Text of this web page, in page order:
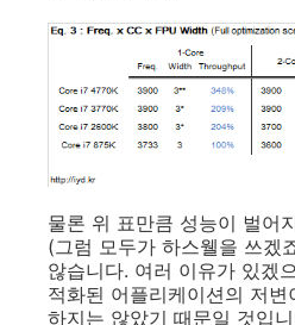
물론 위 표만큼 성능이 벌어
(그럼 모두가 하스웰을 쓰겠
않습니다. 여러 이유가 있겠
적화된 어플리케이션의 저
하지는 않았기 때문일 것입